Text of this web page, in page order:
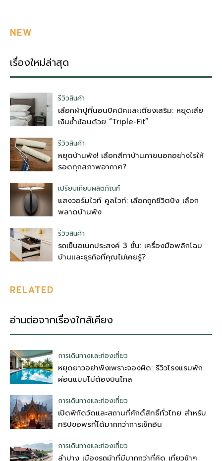
NEW
เรื่องใหม่ล่าสุด
รีวิวสินค้า
เลือกผ้าปูที่นอนปิคนิคและเตียงเสริม: หยุดเสีย
เงินซ้ำซ้อนด้วย “Triple-Fit”
รีวิวสินค้า
หยุดบ้านพัง! เลือกสีทาบ้านภายนอกอย่างไรให้
รอดทุกสภาพอากาศ?
เปรียบเทียบผลิตภัณฑ์
แสงวอร์มไวท์ คูลไวท์: เลือกถูกชีวิตปัง เลือก
พลาดบ้านพัง
รีวิวสินค้า
รถเข็นอเนกประสงค์ 3 ชั้น: เครื่องมือพลิกโฉม
บ้านและธุรกิจที่คุณไม่เคยรู้?
RELATED
อ่านต่อจากเรื่องใกล้เคียง
การเดินทางและท่องเที่ยว
หยุดยาวอย่าพังเพราะจองผิด: รีวิวโรงแรมพัก
ผ่อนแบบไม่ต้องบินไกล
การเดินทางและท่องเที่ยว
เปิดพิกัดวัดและสถานที่ศักดิ์สิทธิ์ทั่วไทย สำหรับ
ทริปขอพรที่ได้มากกว่าการเช็กอิน
การเดินทางและท่องเที่ยว
ลำปาง เมืองรถม้าที่มีมากกว่าที่คิด เที่ยวช้าๆ